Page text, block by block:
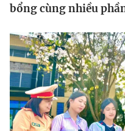
Tin tức
Thế giới đó đây
Câu chuyện quốc tế
Kinh tế
Tài chính
Thị trường
Góc doanh nghiệp
Dữ liệu và đời sống
Truyền hình
Phim VTV
Giải trí
bổng cùng nhiều